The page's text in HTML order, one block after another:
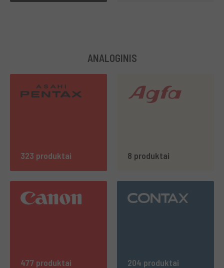
ANALOGINIS
323 produktai 8 produktai
477 produktai 204 produktai